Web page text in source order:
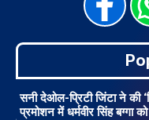
सनी देओल-प्रिटी जिंटा ने की
प्रमोशन में धर्मवीर सिंह बग्गा